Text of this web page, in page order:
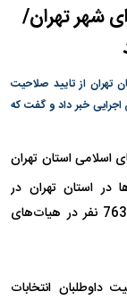
شهر تهران/
تهران از تایید صلاحیت
اجرایی خبر داد و گفت که
اسلامی استان تهران
شوراها در استان تهران در
هیات‌های اجرایی خبر داد و گفت که از این تعداد 763 نفر در هیات‌های
انتخابات